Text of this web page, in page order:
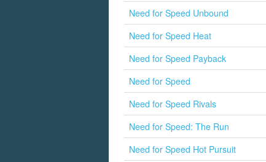
Need for Speed Unbound
Need for Speed Heat
Need for Speed Payback
Need for Speed
Need for Speed Rivals
Need for Speed: The Run
Need for Speed Hot Pursuit